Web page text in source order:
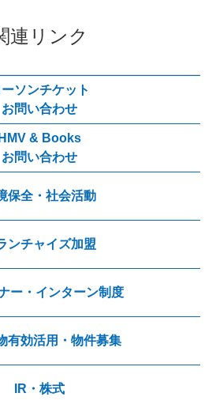
連リンク
ーソンチケット
お問い合わせ
HMV & Books
お問い合わせ
保全・社会活動
ンチャイズ加盟
ー・インターン制度
有効活用・物件募集
IR・株式